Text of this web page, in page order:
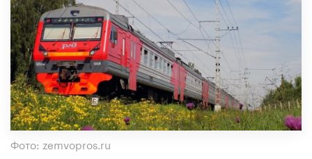
Фото: zemvopros.ru